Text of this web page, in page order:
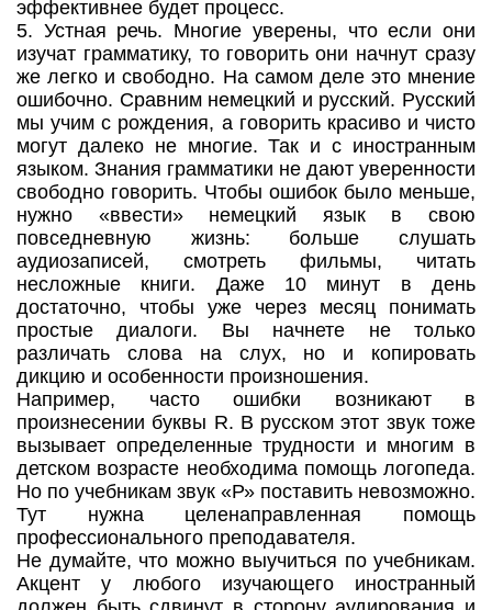
эффективнее будет процесс.
5. Устная речь. Многие уверены, что если они
изучат грамматику, то говорить они начнут сразу
же легко и свободно. На самом деле это мнение
ошибочно. Сравним немецкий и русский. Русский
мы учим с рождения, а говорить красиво и чисто
могут далеко не многие. Так и с иностранным
языком. Знания грамматики не дают уверенности
свободно говорить. Чтобы ошибок было меньше,
нужно «ввести» немецкий язык в свою
повседневную жизнь: больше слушать
аудиозаписей, смотреть фильмы, читать
несложные книги. Даже 10 минут в день
достаточно, чтобы уже через месяц понимать
простые диалоги. Вы начнете не только
различать слова на слух, но и копировать
дикцию и особенности произношения.
Например, часто ошибки возникают в
произнесении буквы R. В русском этот звук тоже
вызывает определенные трудности и многим в
детском возрасте необходима помощь логопеда.
Но по учебникам звук «Р» поставить невозможно.
Тут нужна целенаправленная помощь
профессионального преподавателя.
Не думайте, что можно выучиться по учебникам.
Акцент у любого изучающего иностранный